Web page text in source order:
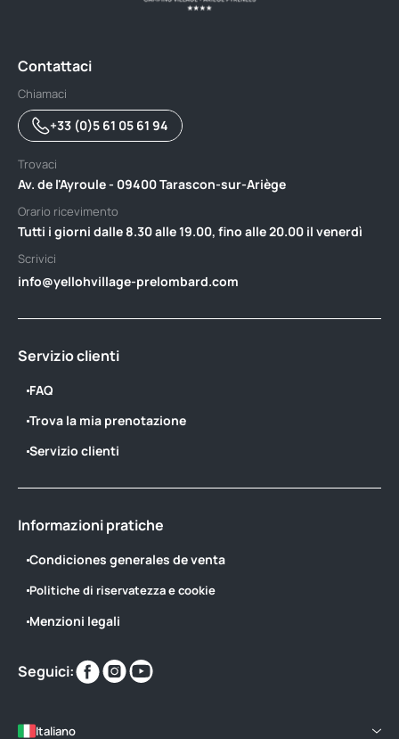
Contattaci
Chiamaci
+33 (0)5 61 05 61 94
Trovaci
Av. de l'Ayroule - 09400 Tarascon-sur-Ariège
Orario ricevimento
Tutti i giorni dalle 8.30 alle 19.00, fino alle 20.00 il venerdì
Scrivici
info@yellohvillage-prelombard.com
Servizio clienti
FAQ
Trova la mia prenotazione
Servizio clienti
Informazioni pratiche
Condiciones generales de venta
Politiche di riservatezza e cookie
Menzioni legali
Seguici:
Trovaci
su
Trovaci
su
Italiano